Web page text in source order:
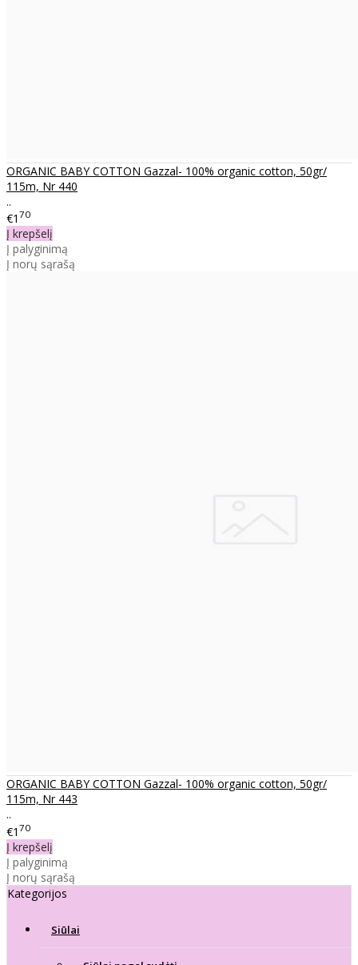
ORGANIC BABY COTTON Gazzal- 100% organic cotton, 50gr/
115m, Nr 440
..
€1 70
Į krepšelį
Į palyginimą
Į norų sąrašą
ORGANIC BABY COTTON Gazzal- 100% organic cotton, 50gr/
115m, Nr 443
..
€1 70
Į krepšelį
Į palyginimą
Į norų sąrašą
Kategorijos
Siūlai